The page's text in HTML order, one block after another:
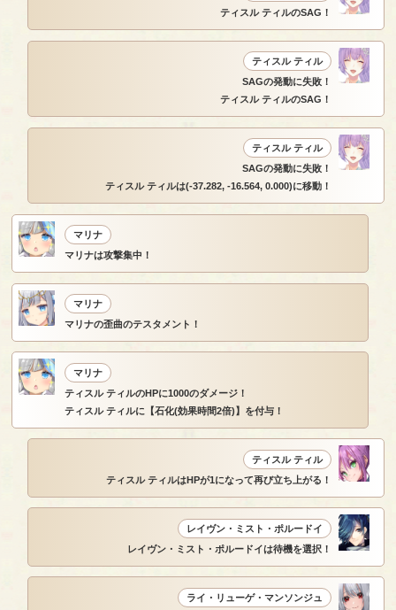
ティスル ティルのSAG！
ティスル ティル
SAGの発動に失敗！
ティスル ティルのSAG！
ティスル ティル
SAGの発動に失敗！
ティスル ティルは(-37.282, -16.564, 0.000)に移動！
マリナ
マリナは攻撃集中！
マリナ
マリナの歪曲のテスタメント！
マリナ
ティスル ティルのHPに1000のダメージ！
ティスル ティルに【石化(効果時間2倍)】を付与！
ティスル ティル
ティスル ティルはHPが1になって再び立ち上がる！
レイヴン・ミスト・ポルードイ
レイヴン・ミスト・ポルードイは待機を選択！
ライ・リューゲ・マンソンジュ